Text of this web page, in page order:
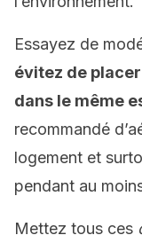
Essayez de
évitez de
dans le même
recommandé
logement et
pendant au
Mettez tous ces